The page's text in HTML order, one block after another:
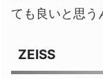
ても良いと思う
ZEISS